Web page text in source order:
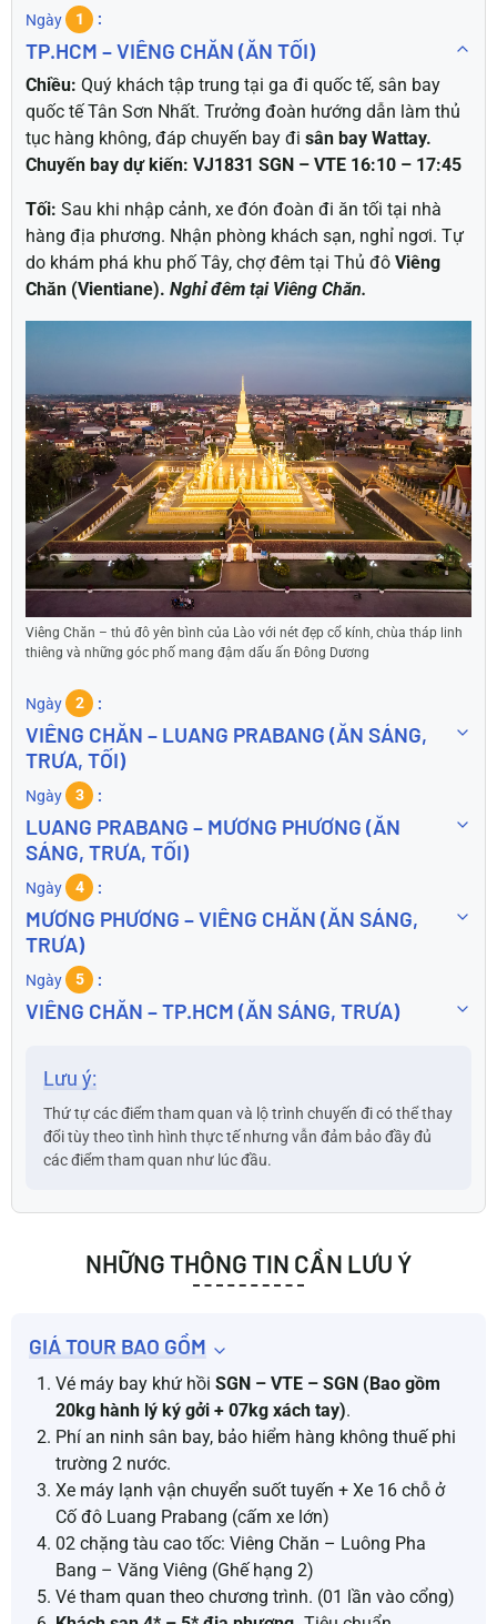
Ngày 1
TP.HCM – VIÊNG CHĂN (ĂN TỐI)
Chiều: Quý khách tập trung tại ga đi quốc tế, sân bay
quốc tế Tân Sơn Nhất. Trưởng đoàn hướng dẫn làm thủ
tục hàng không, đáp chuyến bay đisân bay Wattay.
Chuyến bay dự kiến: VJ1831 SGN – VTE 16:10 – 17:45
Tối: Sau khi nhập cảnh, xe đón đoàn đi ăn tối tại nhà
hàng địa phương. Nhận phòng khách sạn, nghỉ ngơi.Tự
do khám phá khu phố Tây, chợ đêm tại Thủ đôViêng
Chăn (Vientiane).Nghỉ đêm tại Viêng Chăn.
Viêng Chăn – thủ đô yên bình của Lào với nét đẹp cổ kính, chùa tháp linh
thiêng và những góc phố mang đậm dấu ấn Đông Dương
Ngày 2
VIÊNG CHĂN – LUANG PRABANG (ĂN SÁNG,
TRƯA, TỐI)
Ngày 3
LUANG PRABANG – MƯƠNG PHƯƠNG (ĂN
SÁNG, TRƯA, TỐI)
Ngày 4
MƯƠNG PHƯƠNG – VIÊNG CHĂN (ĂN SÁNG,
TRƯA)
Ngày 5
VIÊNG CHĂN – TP.HCM (ĂN SÁNG, TRƯA)
Lưu ý:
Thứ tự các điểm tham quan và lộ trình chuyến đi có thể thay
đổi tùy theo tình hình thực tế nhưng vẫn đảm bảo đầy đủ
các điểm tham quan như lúc đầu.
NHỮNG THÔNG TIN CẦN LƯU Ý
GIÁ TOUR BAO GỒM
Vé máy bay khứ hồiSGN – VTE – SGN (Bao gồm
20kg hành lý ký gởi + 07kg xách tay).
Phí an ninh sân bay, bảo hiểm hàng không thuế phi
trường 2 nước.
Xe máy lạnh vận chuyển suốt tuyến + Xe 16 chỗ ở
Cố đô Luang Prabang (cấm xe lớn)
02 chặng tàu cao tốc: Viêng Chăn – Luông Pha
Bang – Văng Viêng (Ghế hạng 2)
Vé tham quan theo chương trình. (01 lần vào cổng)